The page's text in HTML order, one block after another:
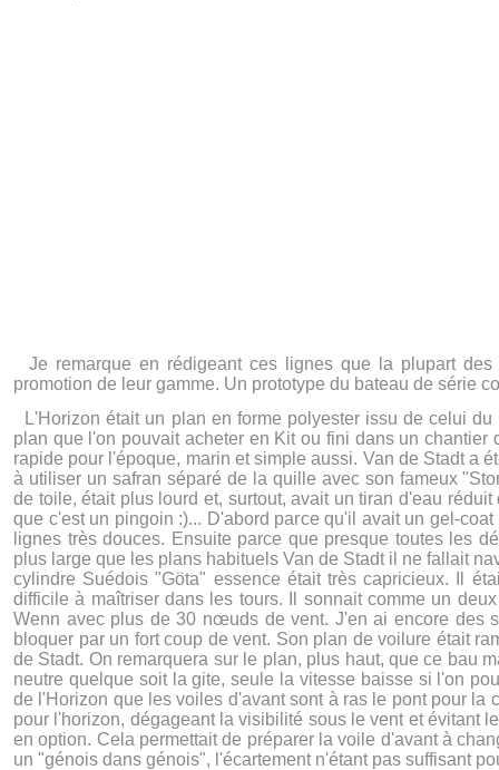
Je remarque en rédigeant ces lignes que la plupart
promotion de leur gamme. Un prototype du bateau de série
L'Horizon était un plan en forme polyester issu de celui
plan que l'on pouvait acheter en Kit ou fini dans un
rapide pour l'époque, marin et simple aussi. Van de Stadt a
à utiliser un safran séparé de la quille avec son fameux
de toile, était plus lourd et, surtout, avait un tiran d'eau
que c'est un pingoin :)... D'abord parce qu'il avait un gel-
lignes très douces. Ensuite parce que presque toutes les
plus large que les plans habituels Van de Stadt il ne fallait
cylindre Suédois "Göta" essence était très capricieux. Il
difficile à maîtriser dans les tours. Il sonnait comme un
Wenn avec plus de 30 nœuds de vent. J'en ai encore des
bloquer par un fort coup de vent. Son plan de voilure était
de Stadt. On remarquera sur le plan, plus haut, que ce bau
neutre quelque soit la gite, seule la vitesse baisse si l'on
de l'Horizon que les voiles d'avant sont à ras le pont pour
pour l'horizon, dégageant la visibilité sous le vent et évitant
en option. Cela permettait de préparer la voile d'avant à
un "génois dans génois", l'écartement n'étant pas suffisant